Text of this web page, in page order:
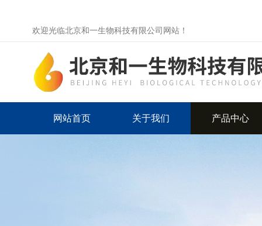
欢迎光临北京和一生物科技有限公司网站！
网站首页 关于我们 产品中心